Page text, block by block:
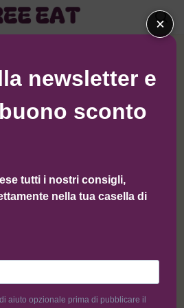
×
newsletter e
sconto
tutti i nostri consigli,
nella tua casella di
aiuto opzionale prima di pubblicare il